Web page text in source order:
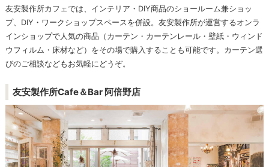
友安製作所カフェでは、インテリア・DIY商品のショールーム兼ショッ
プ、DIY・ワークショップスペースを併設。友安製作所が運営するオンラ
インショップで人気の商品（カーテン・カーテンレール・壁紙・ウィンド
ウフィルム・床材など）をその場で購入することも可能です。カーテン選
びのご相談などもお気軽にどうぞ。
友安製作所Cafe＆Bar 阿倍野店